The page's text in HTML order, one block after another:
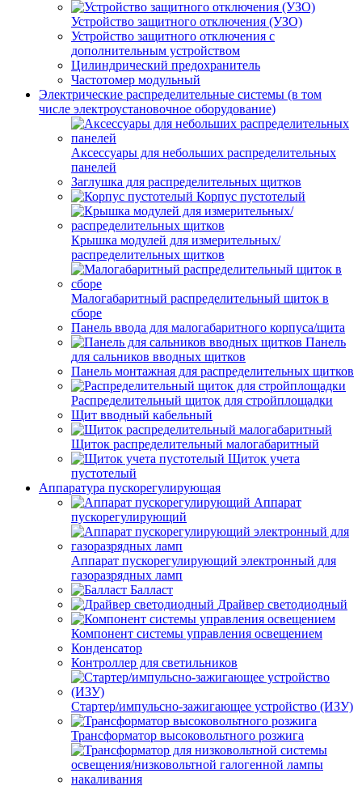
Устройство защитного отключения (УЗО)
Устройство защитного отключения с
дополнительным устройством
Цилиндрический предохранитель
Частотомер модульный
Электрические распределительные системы (в том
числе электроустановочное оборудование)
Аксессуары для небольших распределительных
панелей
Заглушка для распределительных щитков
Корпус пустотелый
Крышка модулей для измерительных/
распределительных щитков
Малогабаритный распределительный щиток в
сборе
Панель ввода для малогабаритного корпуса/щита
Панель
для сальников вводных щитков
Панель монтажная для распределительных щитков
Распределительный щиток для стройплощадки
Щит вводный кабельный
Щиток распределительный малогабаритный
Щиток учета
пустотелый
Аппаратура пускорегулирующая
Аппарат
пускорегулирующий
Аппарат пускорегулирующий электронный для
газоразрядных ламп
Балласт
Драйвер светодиодный
Компонент системы управления освещением
Конденсатор
Контроллер для светильников
Стартер/импульсно-зажигающее устройство (ИЗУ)
Трансформатор высоковольтного розжига